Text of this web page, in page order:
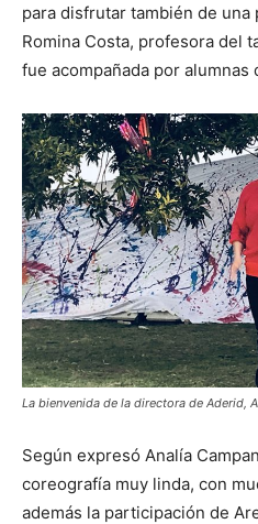
para disfrutar también de
Romina Costa, profesora del
fue acompañada por alumnas
La bienvenida de la directora de Aderid,
Según expresó Analía
coreografía muy linda, con
además la participación de